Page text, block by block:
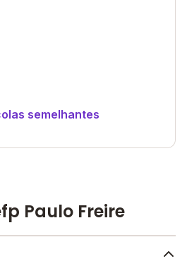
semelhantes
Paulo Freire